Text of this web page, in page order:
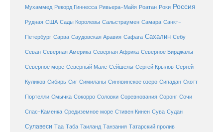
Мухаммед Рекорд Гиннесса Ривьера-Майя Роатан Роки Россия
Рудная США Сады Королевы Сальстраумен Самара Санкт-
Петербург Сарва Саудовская Аравия Сафага Сахалин Себу
Севан Северная Америка Северная Африка Северное Бирджалы
Северное море Северный Мале Сейшелы Сергей Крылов Сергей
Куликов Сибирь Сиг Симиланы Синявинское озеро Сипадан Скотт
Портелли Смычка Сокорро Соловки Соревнования Соронг Сочи
Спас-Каменка Средиземное море Стивен Кинен Сува Судан
Сулавеси Таа Таба Таиланд Танзания Татарский пролив